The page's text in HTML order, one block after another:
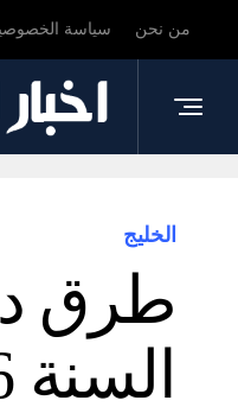
من نحن سياسة
الخليج
طرق
السنة 2026